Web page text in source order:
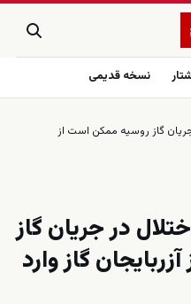
نسخه قدیمی
گاز روسیه ممکن است از
در جریان گاز
گاز وارد